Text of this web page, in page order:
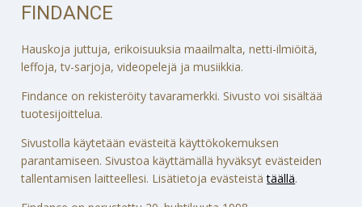
FINDANCE
Hauskoja juttuja, erikoisuuksia maailmalta, netti-ilmiöitä,
leffoja, tv-sarjoja, videopelejä ja musiikkia.
Findance on rekisteröity tavaramerkki. Sivusto voi sisältää
tuotesijoittelua.
Sivustolla käytetään evästeitä käyttökokemuksen
parantamiseen. Sivustoa käyttämällä hyväksyt evästeiden
tallentamisen laitteellesi. Lisätietoja evästeistätäällä.